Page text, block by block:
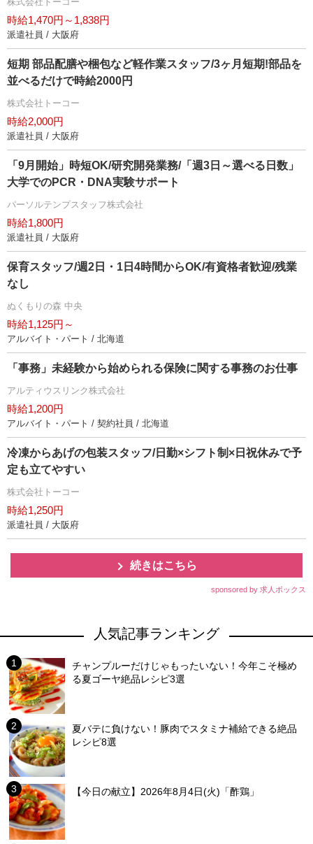
時給1,470円～1,838円
派遣社員 / 大阪府
短期 部品配膳や梱包など軽作業スタッフ/3ヶ月短期!部品を
並べるだけで時給2000円
株式会社トーコー
時給2,000円
派遣社員 / 大阪府
「9月開始」時短OK/研究開発業務/「週3日～選べる日数」
大学でのPCR・DNA実験サポート
パーソルテンプスタッフ株式会社
時給1,800円
派遣社員 / 大阪府
保育スタッフ/週2日・1日4時間からOK/有資格者歓迎/残業
なし
ぬくもりの森 中央
時給1,125円～
アルバイト・パート / 北海道
「事務」未経験から始められる保険に関する事務のお仕事
アルティウスリンク株式会社
時給1,200円
アルバイト・パート / 契約社員 / 北海道
冷凍からあげの包装スタッフ/日勤×シフト制×日祝休みで予
定も立てやすい
株式会社トーコー
時給1,250円
派遣社員 / 大阪府
続きはこちら
sponsored by 求人ボックス
人気記事ランキング
チャンプルーだけじゃもったいない！今年こそ極め
る夏ゴーヤ絶品レシピ3選
夏バテに負けない！豚肉でスタミナ補給できる絶品
レシピ8選
【今日の献立】2026年8月4日(火)「酢鶏」